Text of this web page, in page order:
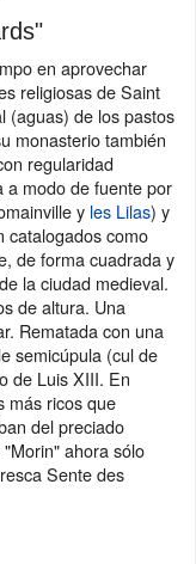
en aprovechar
religiosas de Saint
(aguas) de los pastos
monasterio también
regularidad
a modo de fuente por
y les Lilas) y
catalogados como
de forma cuadrada y
la ciudad medieval.
de altura. Una
Rematada con una
semicúpula (cul de
de Luis XIII. En
más ricos que
del preciado
ahora sólo
Sente des